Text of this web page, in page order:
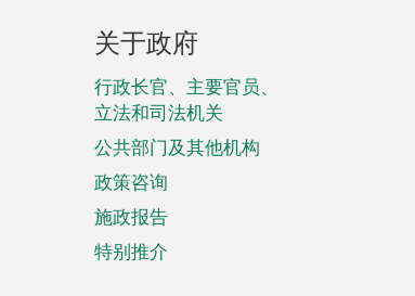
页
脚
菜
单
关于政府
行政长官、主要官员、
立法和司法机关
公共部门及其他机构
政策咨询
施政报告
特别推介